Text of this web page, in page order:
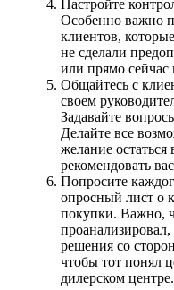
Настройте
Особенно важно
клиентов,
не сделали
или прямо сейчас
Общайтесь с
своем
Задавайте
Делайте все
желание остаться
рекомендовать
Попросите
опросный лист о
покупки. Важно,
решения со
чтобы тот понял
дилерском